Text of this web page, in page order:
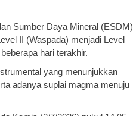
Sumber Daya Mineral (ESDM)
II (Waspada) menjadi Level
hari terakhir.
yang menunjukkan
adanya suplai magma menuju